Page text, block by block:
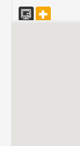
WEBSITE -